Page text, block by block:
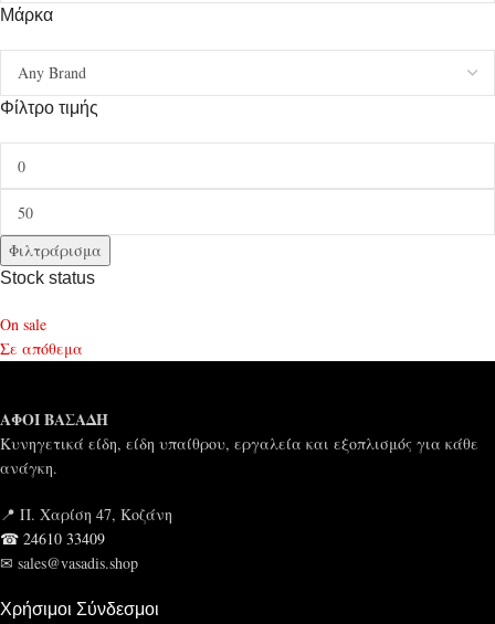
Μάρκα
Φίλτρο τιμής
Φιλτράρισμα
Stock status
On sale
Σε απόθεμα
ΑΦΟΙ ΒΑΣΑΔΗ
Κυνηγετικά είδη, είδη υπαίθρου, εργαλεία και εξοπλισμός για κάθε
ανάγκη.
📍 Π. Χαρίση 47, Κοζάνη
☎ 24610 33409
✉ sales@vasadis.shop
Χρήσιμοι Σύνδεσμοι